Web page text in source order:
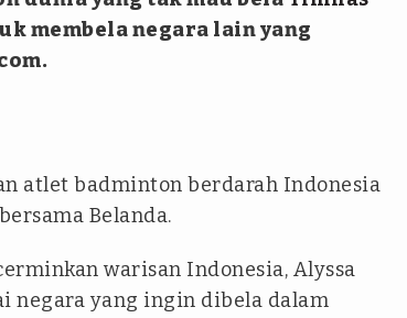
membela negara lain yang
atlet badminton berdarah Indonesia
Belanda.
warisan Indonesia, Alyssa
negara yang ingin dibela dalam